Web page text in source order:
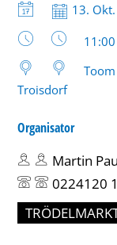
Datum:
13.
Uhrzeit:
Troisdorf
Organisator
Martin
0224120